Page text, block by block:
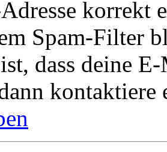
korrekt
Spam-Filter
dass deine
kontaktiere